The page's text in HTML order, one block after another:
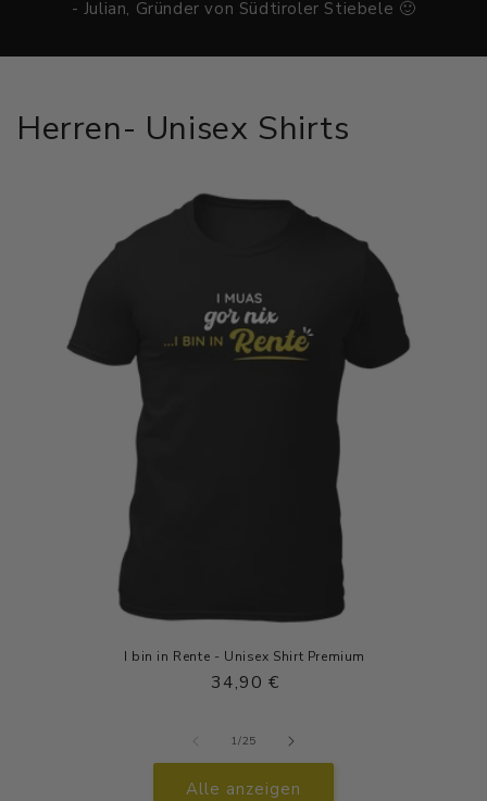
- Julian, Gründer von Südtiroler Stiebele 🙂
Herren- Unisex Shirts
I bin in Rente - Unisex Shirt Premium
Normaler
34,90 €
1/von
25
Alle anzeigen